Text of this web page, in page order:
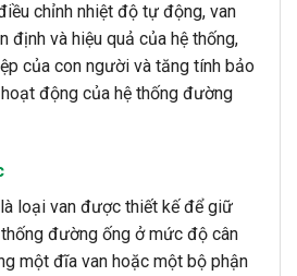
chỉnh nhiệt độ tự động, van
định và hiệu quả của hệ thống,
của con người và tăng tính bảo
động của hệ thống đường
loại van được thiết kế để giữ
đường ống ở mức độ cân
một đĩa van hoặc một bộ phận